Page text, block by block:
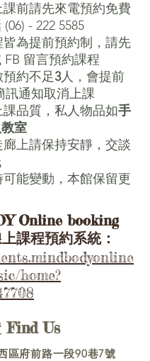
前請先來電預約免費
(06) - 222 5585
為提前預約制，請先
FB 留言預約課程
約不足3人，會提前
訊通知取消上課
品質，私人物品如手
室
上請保持安靜，交談
能變動，本館保留更
Online booking
課程預約系統：
home?
Find Us
區府前路一段90巷7號